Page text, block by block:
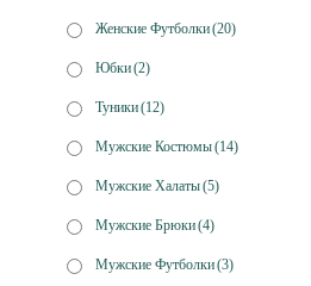
Женские Футболки(20)
Юбки(2)
Туники(12)
Мужские Костюмы(14)
Мужские Халаты(5)
Мужские Брюки(4)
Мужские Футболки(3)